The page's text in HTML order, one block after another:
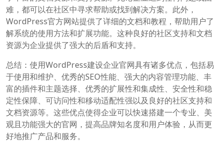
难，都可以在社区中寻求帮助或找到解决方案。此外，
WordPress官方网站提供了详细的文档和教程，帮助用户了
解系统的使用方法和扩展功能。这种良好的社区支持和文档
资源为企业提供了强大的后盾和支持。
总结：使用WordPress建设企业官网具有诸多优点，包括易
于使用和维护、优秀的SEO性能、强大的内容管理功能、丰
富的插件和主题选择、优秀的扩展性和集成性、安全性和稳
定性保障、可访问性和移动适配性强以及良好的社区支持和
文档资源等。这些优点使得企业可以快速搭建一个专业、美
观且功能强大的官网，提高品牌知名度和用户体验，从而更
好地推广产品和服务。